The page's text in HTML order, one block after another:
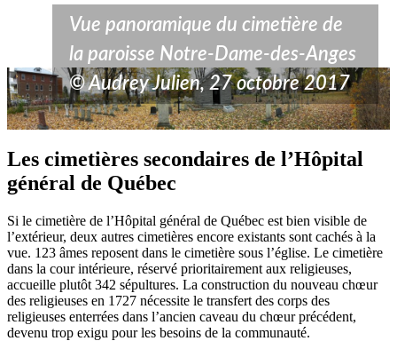
Vue panoramique du cimetière de
la paroisse Notre-Dame-des-Anges
© Audrey Julien, 27 octobre 2017
Les cimetières secondaires de l’Hôpital
général de Québec
Si le cimetière de l’Hôpital général de Québec est bien visible de
l’extérieur, deux autres cimetières encore existants sont cachés à la
vue. 123 âmes reposent dans le cimetière sous l’église. Le cimetière
dans la cour intérieure, réservé prioritairement aux religieuses,
accueille plutôt 342 sépultures. La construction du nouveau chœur
des religieuses en 1727 nécessite le transfert des corps des
religieuses enterrées dans l’ancien caveau du chœur précédent,
devenu trop exigu pour les besoins de la communauté.